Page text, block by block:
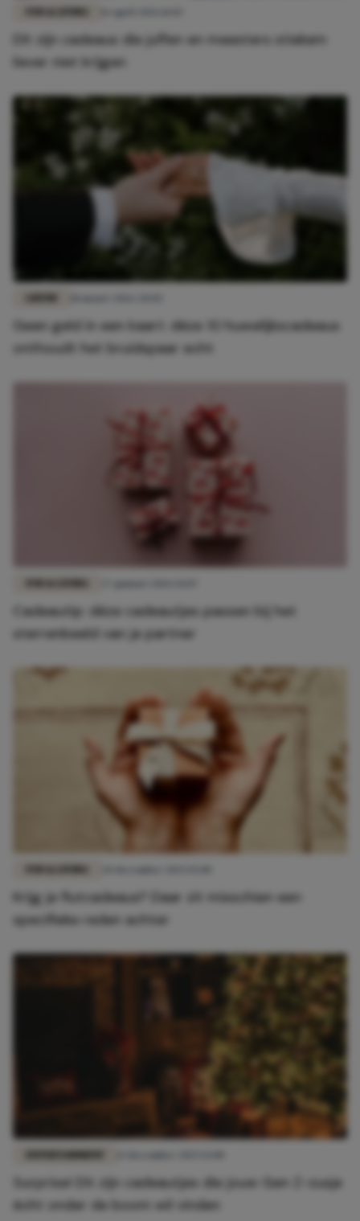
Dít zijn cadeaus die juffen en meesters stiekem
liever niet krijgen
Geen geld in een kaart: déze 10 huwelijkscadeaus
onthoudt het bruidspaar echt
Cadeautip: déze cadeautjes passen bij het
sterrenbeeld van je partner
FUN & LIVING
Krijg je flutcadeaus? Daar zit misschien een
specifieke reden achter
Surprise! Dit zijn cadeautjes die jouw Gen Z-zusje
écht onder de boom wil vinden